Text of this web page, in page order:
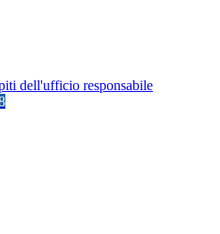
dell'ufficio responsabile